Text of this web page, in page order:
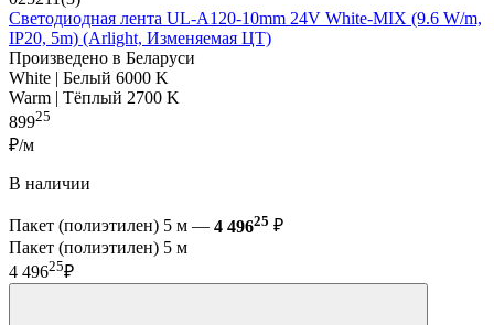
Светодиодная лента UL-A120-10mm 24V White-MIX (9.6 W/m,
IP20, 5m) (Arlight, Изменяемая ЦТ)
Произведено в Беларуси
White | Белый 6000 K
Warm | Тёплый 2700 K
89925
₽/м
В наличии
Пакет (полиэтилен) 5 м — 4 49625 ₽
Пакет (полиэтилен) 5 м
4 49625₽